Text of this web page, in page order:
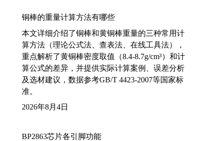
铜棒的重量计算方法有哪些
本文详细介绍了铜棒和黄铜棒重量的三种常用计
算方法（理论公式法、查表法、在线工具法），
重点解析了黄铜棒密度取值（8.4-8.7g/cm³）和计
算公式的差异，并提供实际计算案例、误差分析
及选材建议，数据参考GB/T 4423-2007等国家标
准。
2026年8月4日
BP2863芯片各引脚功能